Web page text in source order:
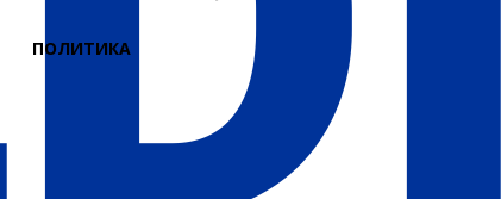
ПОЛИТИКА